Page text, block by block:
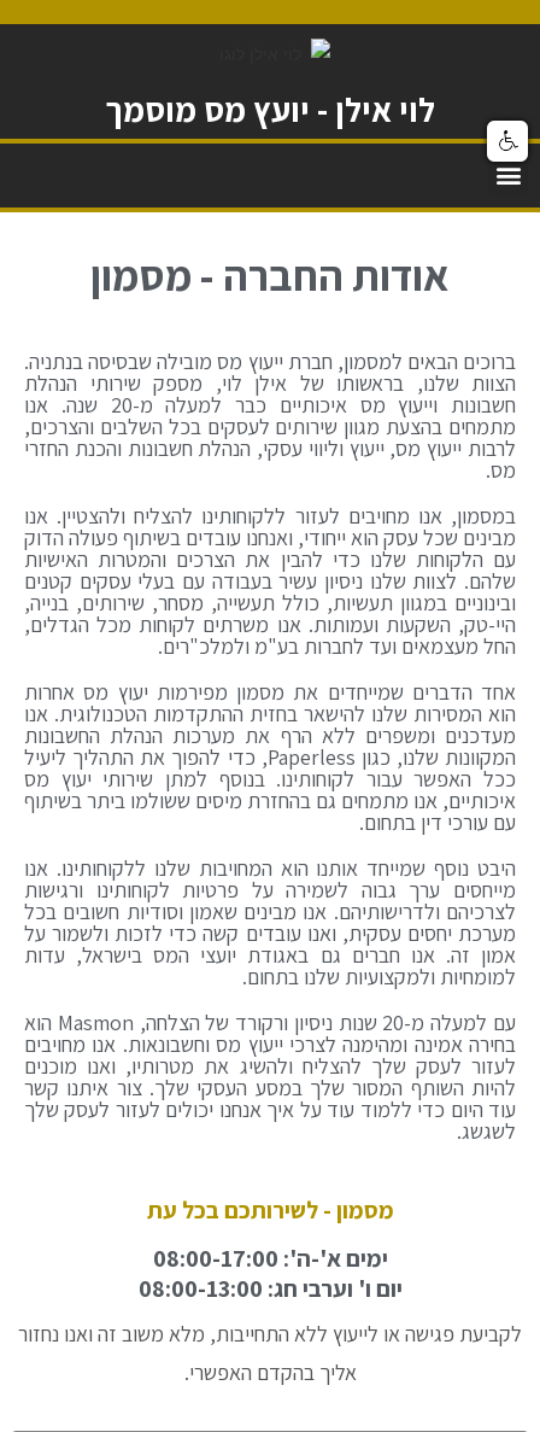
לוי אילן - יועץ מס מוסמך
אודות החברה - מסמון
ברוכים הבאים למסמון, חברת ייעוץ מס מובילה שבסיסה בנתניה.
הצוות שלנו, בראשותו של אילן לוי, מספק שירותי הנהלת
חשבונות וייעוץ מס איכותיים כבר למעלה מ-20 שנה. אנו
מתמחים בהצעת מגוון שירותים לעסקים בכל השלבים והצרכים,
לרבות ייעוץ מס, ייעוץ וליווי עסקי, הנהלת חשבונות והכנת החזרי
מס.
במסמון, אנו מחויבים לעזור ללקוחותינו להצליח ולהצטיין. אנו
מבינים שכל עסק הוא ייחודי, ואנחנו עובדים בשיתוף פעולה הדוק
עם הלקוחות שלנו כדי להבין את הצרכים והמטרות האישיות
שלהם. לצוות שלנו ניסיון עשיר בעבודה עם בעלי עסקים קטנים
ובינוניים במגוון תעשיות, כולל תעשייה, מסחר, שירותים, בנייה,
היי-טק, השקעות ועמותות. אנו משרתים לקוחות מכל הגדלים,
החל מעצמאים ועד לחברות בע"מ ולמלכ"רים.
אחד הדברים שמייחדים את מסמון מפירמות יעוץ מס אחרות
הוא המסירות שלנו להישאר בחזית ההתקדמות הטכנולוגית. אנו
מעדכנים ומשפרים ללא הרף את מערכות הנהלת החשבונות
המקוונות שלנו, כגון Paperless, כדי להפוך את התהליך ליעיל
ככל האפשר עבור לקוחותינו. בנוסף למתן שירותי יעוץ מס
איכותיים, אנו מתמחים גם בהחזרת מיסים ששולמו ביתר בשיתוף
עם עורכי דין בתחום.
היבט נוסף שמייחד אותנו הוא המחויבות שלנו ללקוחותינו. אנו
מייחסים ערך גבוה לשמירה על פרטיות לקוחותינו ורגישות
לצרכיהם ולדרישותיהם. אנו מבינים שאמון וסודיות חשובים בכל
מערכת יחסים עסקית, ואנו עובדים קשה כדי לזכות ולשמור על
אמון זה. אנו חברים גם באגודת יועצי המס בישראל, עדות
למומחיות ולמקצועיות שלנו בתחום.
עם למעלה מ-20 שנות ניסיון ורקורד של הצלחה, Masmon הוא
בחירה אמינה ומהימנה לצרכי ייעוץ מס וחשבונאות. אנו מחויבים
לעזור לעסק שלך להצליח ולהשיג את מטרותיו, ואנו מוכנים
להיות השותף המסור שלך במסע העסקי שלך. צור איתנו קשר
עוד היום כדי ללמוד עוד על איך אנחנו יכולים לעזור לעסק שלך
לשגשג.
מסמון - לשירותכם בכל עת
ימים א'-ה': 08:00-17:00
יום ו' וערבי חג: 08:00-13:00
לקביעת פגישה או לייעוץ ללא התחייבות, מלא משוב זה ואנו נחזור
אליך בהקדם האפשרי.